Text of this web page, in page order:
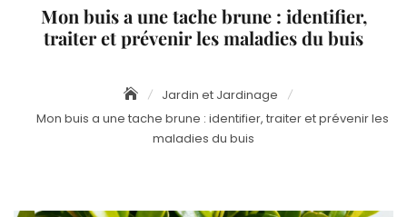
Mon buis a une tache brune : identifier,
traiter et prévenir les maladies du buis
Jardin et Jardinage
Mon buis a une tache brune : identifier, traiter et prévenir les
maladies du buis